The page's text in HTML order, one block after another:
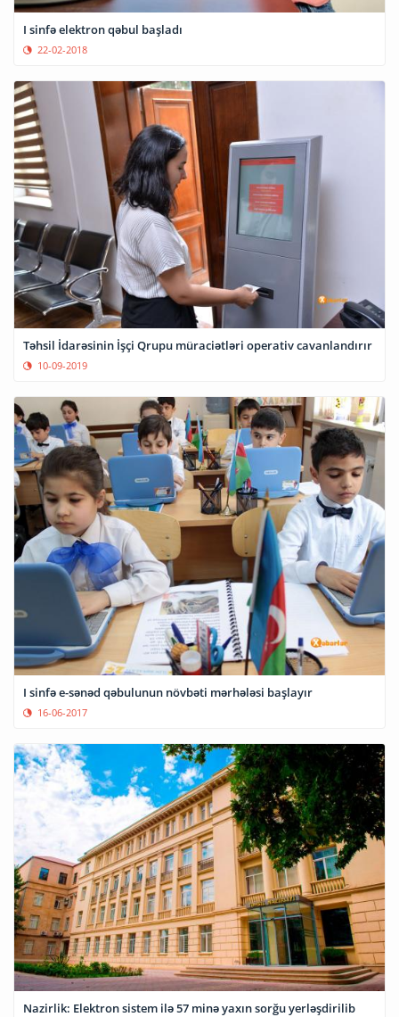
I sinfə elektron qəbul başladı
22-02-2018
Təhsil İdarəsinin İşçi Qrupu müraciətləri operativ cavanlandırır
10-09-2019
I sinfə e-sənəd qəbulunun növbəti mərhələsi başlayır
16-06-2017
Nazirlik: Elektron sistem ilə 57 minə yaxın sorğu yerləşdirilib